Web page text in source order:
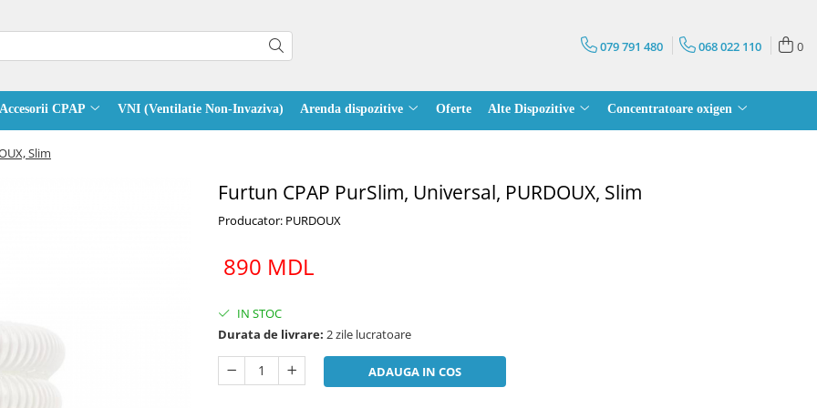
079 791 480 068 022 110 0
Accesorii CPAP VNI (Ventilatie Non-Invaziva) Arenda dispozitive Oferte Alte Dispozitive Concentratoare oxigen
Slim
Furtun CPAP PurSlim, Universal, PURDOUX, Slim
Producator: PURDOUX
890 MDL
IN STOC
Durata de livrare: 2 zile lucratoare
ADAUGA IN COS